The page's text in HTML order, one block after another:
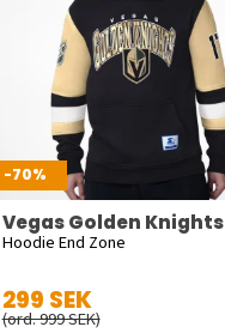
-70%
Vegas Golden Knights
Hoodie End Zone
299 SEK
(ord. 999 SEK)